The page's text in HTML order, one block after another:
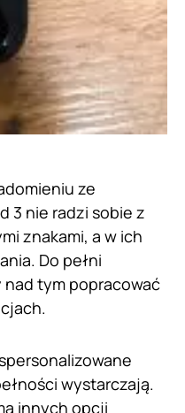
ze
3 nie radzi sobie z
znakami, a w ich
Do pełni
nad tym popracować
wystarczają.
innych opcji